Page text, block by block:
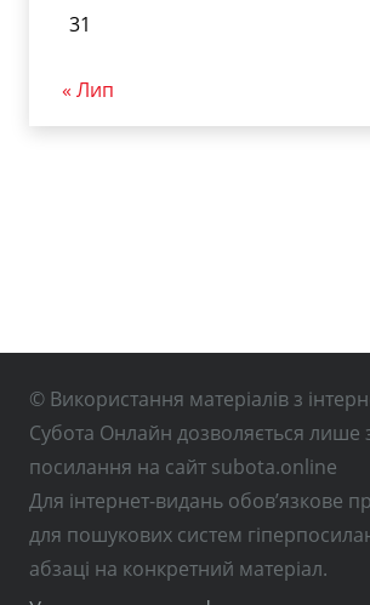
31
« Лип
© Використання матеріалів з
Субота Онлайн дозволяється лише
посилання на сайт subota.online
Для інтернет-видань обов’язкове
для пошукових систем
абзаці на конкретний матеріал.